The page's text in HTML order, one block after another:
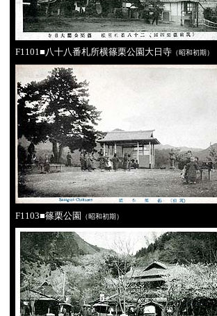
F1101■八十八番札所横篠栗公園大日寺 （昭和初期）
F1103■篠栗公園 （昭和初期）